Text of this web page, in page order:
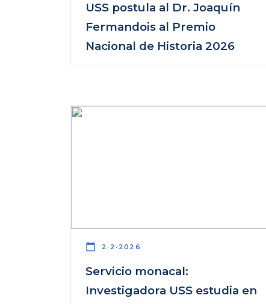
USS postula al Dr. Joaquín
Fermandois al Premio
Nacional de Historia 2026
calendar_today 2·2·2026
Servicio monacal:
Investigadora USS estudia en